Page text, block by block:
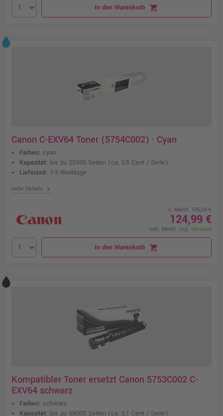
In den Warenkorb shopping_cart
Canon C-EXV64 Toner (5754C002) · Cyan
Farben: cyan
Kapazität: bis zu 25500 Seiten (ca. 0,5 Cent / Seite)
Lieferzeit: 1-3 Werktage
mehr Details chevron_right
o. MwSt. 105,03 €
124,99 €
inkl. MwSt. zzgl. Versand
In den Warenkorb shopping_cart
Kompatibler Toner ersetzt Canon 5753C002 C-
EXV64 schwarz
Farben: schwarz
Kapazität: bis zu 38000 Seiten (ca. 0,1 Cent / Seite)